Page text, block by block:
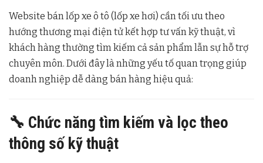
Website bán lốp xe ô tô (lốp xe hơi) cần tối ưu theo
hướng thương mại điện tử kết hợp tư vấn kỹ thuật, vì
khách hàng thường tìm kiếm cả sản phẩm lẫn sự hỗ trợ
chuyên môn. Dưới đây là những yếu tố quan trọng giúp
doanh nghiệp dễ dàng bán hàng hiệu quả:
🔧 Chức năng tìm kiếm và lọc theo
thông số kỹ thuật